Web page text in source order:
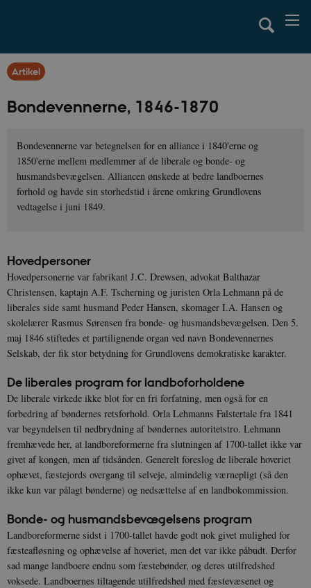
Artikel
Bondevennerne, 1846-1870
Bondevennerne var betegnelsen for en alliance i 1840'erne og
1850'erne mellem medlemmer af de liberale og bonde- og
husmandsbevægelsen. Alliancen ønskede at bedre landboernes
forhold og havde sin storhedstid i årene omkring Grundlovens
vedtagelse i juni 1849.
Hovedpersoner
Hovedpersonerne var fabrikant J.C. Drewsen, advokat Balthazar
Christensen, kaptajn A.F. Tscherning og juristen Orla Lehmann på de
liberales side samt husmand Peder Hansen, skomager I.A. Hansen og
skolelærer Rasmus Sørensen fra bonde- og husmandsbevægelsen. Den 5.
maj 1846 stiftedes et partilignende organ ved navn Bondevennernes
Selskab, der fik stor betydning for Grundlovens demokratiske karakter.
De liberales program for landboforholdene
De liberale virkede ikke blot for en fri forfatning, men også for en
forbedring af bøndernes retsforhold. Orla Lehmanns Falstertale fra 1841
var begyndelsen til nedbrydning af bøndernes autoritetstro. Lehmann
fremhævede her, at landboreformerne fra slutningen af 1700-tallet ikke var
givet af kongen, men af tidsånden. Generelt foreslog de liberale hoveriet
ophævet, fæstejords overgang til selveje, almindelig værnepligt (så den
ikke kun var pålagt bønderne) og nedsættelse af en landbokommission.
Bonde- og husmandsbevægelsens program
Landboreformerne sidst i 1700-tallet havde godt nok givet mulighed for
fæsteafløsning og ophævelse af hoveriet, men det var ikke påbudt. Derfor
sad mange landboere endnu som fæstebønder, og deres utilfredshed
voksede. Landboernes tiltagende utilfredshed med fæstevæsenet og